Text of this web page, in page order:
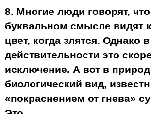
8. Многие люди говорят,
буквальном смысле видят
цвет, когда злятся. Однако в
действительности это
исключение. А вот в
биологический вид,
«покраснением от гнева»